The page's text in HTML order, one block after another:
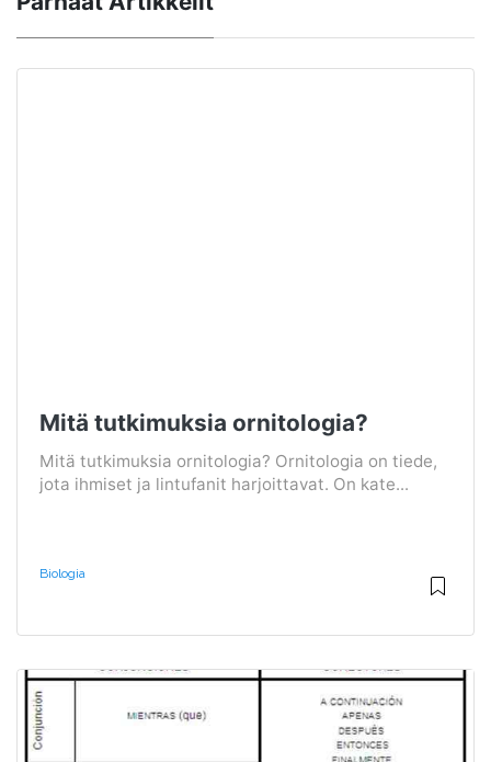
Mitä tutkimuksia ornitologia?
Mitä tutkimuksia ornitologia? Ornitologia on tiede,
jota ihmiset ja lintufanit harjoittavat. On kate...
Biologia